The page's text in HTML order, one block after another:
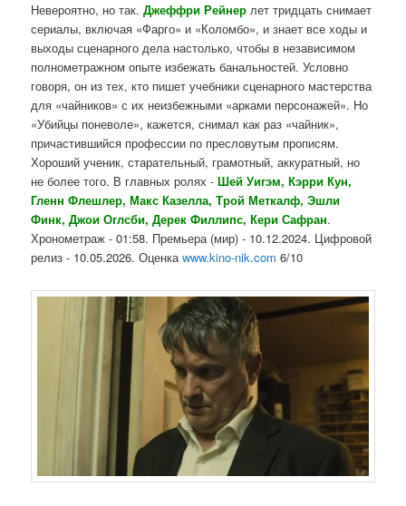
Невероятно, но так.Джеффри Рейнер лет тридцать снимает
сериалы, включая «Фарго» и «Коломбо», и знает все ходы и
выходы сценарного дела настолько, чтобы в независимом
полнометражном опыте избежать банальностей. Условно
говоря, он из тех, кто пишет учебники сценарного мастерства
для «чайников» с их неизбежными «арками персонажей». Но
«Убийцы поневоле», кажется, снимал как раз «чайник»,
причастившийся профессии по пресловутым прописям.
Хороший ученик, старательный, грамотный, аккуратный, но
не более того. В главных ролях -Шей Уигэм, Кэрри Кун,
Гленн Флешлер, Макс Казелла, Трой Меткалф, Эшли
Финк, Джои Оглсби, Дерек Филлипс, Кери Сафран.
Хронометраж - 01:58. Премьера (мир) - 10.12.2024. Цифровой
релиз - 10.05.2026. Оценкаwww.kino-nik.com 6/10